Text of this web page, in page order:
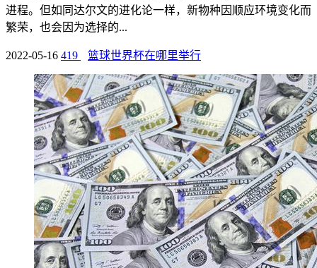
进程。但如同达尔文的进化论一样，新物种因顺应环境变化而
繁荣，也会因为选择的...
2022-05-16 419 篮球世界杯在哪里举行